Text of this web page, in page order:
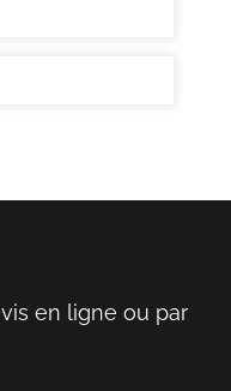
en ligne ou par